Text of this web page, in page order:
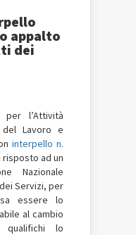
appalto
dei
per l’Attività
Lavoro e
interpello n.
risposto ad un
Nazionale
Servizi, per
essere lo
al cambio
lo